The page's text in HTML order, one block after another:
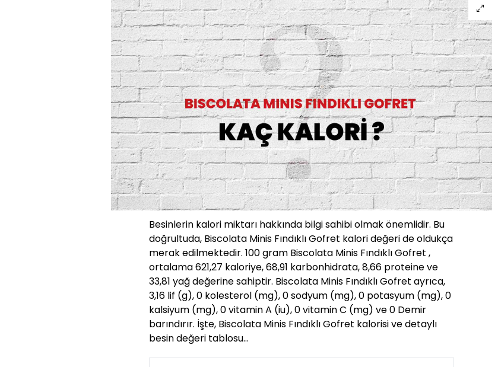
Besinlerin kalori miktarı hakkında bilgi sahibi olmak önemlidir. Bu
doğrultuda, Biscolata Minis Fındıklı Gofret kalori değeri de oldukça
merak edilmektedir. 100 gram Biscolata Minis Fındıklı Gofret ,
ortalama 621,27 kaloriye, 68,91 karbonhidrata, 8,66 proteine ve
33,81 yağ değerine sahiptir. Biscolata Minis Fındıklı Gofret ayrıca,
3,16 lif (g), 0 kolesterol (mg), 0 sodyum (mg), 0 potasyum (mg), 0
kalsiyum (mg), 0 vitamin A (iu), 0 vitamin C (mg) ve 0 Demir
barındırır. İşte, Biscolata Minis Fındıklı Gofret kalorisi ve detaylı
besin değeri tablosu…